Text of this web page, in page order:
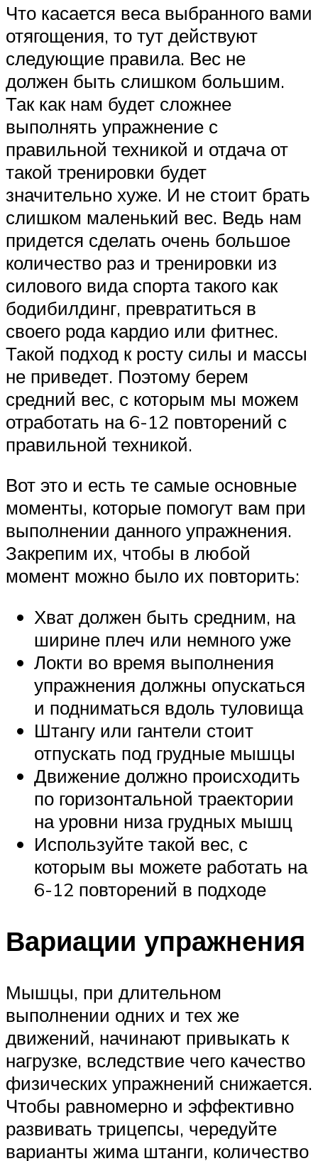
Что касается веса выбранного вами
отягощения, то тут действуют
следующие правила. Вес не
должен быть слишком большим.
Так как нам будет сложнее
выполнять упражнение с
правильной техникой и отдача от
такой тренировки будет
значительно хуже. И не стоит брать
слишком маленький вес. Ведь нам
придется сделать очень большое
количество раз и тренировки из
силового вида спорта такого как
бодибилдинг, превратиться в
своего рода кардио или фитнес.
Такой подход к росту силы и массы
не приведет. Поэтому берем
средний вес, с которым мы можем
отработать на 6-12 повторений с
правильной техникой.
Вот это и есть те самые основные
моменты, которые помогут вам при
выполнении данного упражнения.
Закрепим их, чтобы в любой
момент можно было их повторить:
Хват должен быть средним, на
ширине плеч или немного уже
Локти во время выполнения
упражнения должны опускаться
и подниматься вдоль туловища
Штангу или гантели стоит
отпускать под грудные мышцы
Движение должно происходить
по горизонтальной траектории
на уровни низа грудных мышц
Используйте такой вес, с
которым вы можете работать на
6-12 повторений в подходе
Вариации упражнения
Мышцы, при длительном
выполнении одних и тех же
движений, начинают привыкать к
нагрузке, вследствие чего качество
физических упражнений снижается.
Чтобы равномерно и эффективно
развивать трицепсы, чередуйте
варианты жима штанги, количество